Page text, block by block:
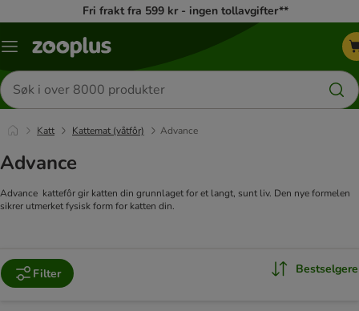
Fri frakt fra 599 kr - ingen tollavgifter**
Katalogmeny
Søk
etter
produkter
Katt Kattemat (våtfôr) Advance
Advance
Advance kattefôr gir katten din grunnlaget for et langt, sunt liv. Den nye formelen
sikrer utmerket fysisk form for katten din.
Filter Bestselgere